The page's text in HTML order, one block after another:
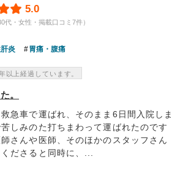
5.0
代・女性・掲載口コミ7件）
炎 胃痛・腹痛
以上経過しています。
。
急車で運ばれ、そのまま6日間入院しま
しみのた打ちまわって運ばれたのです
さんや医師、そのほかのスタッフさん
ださると同時に、...